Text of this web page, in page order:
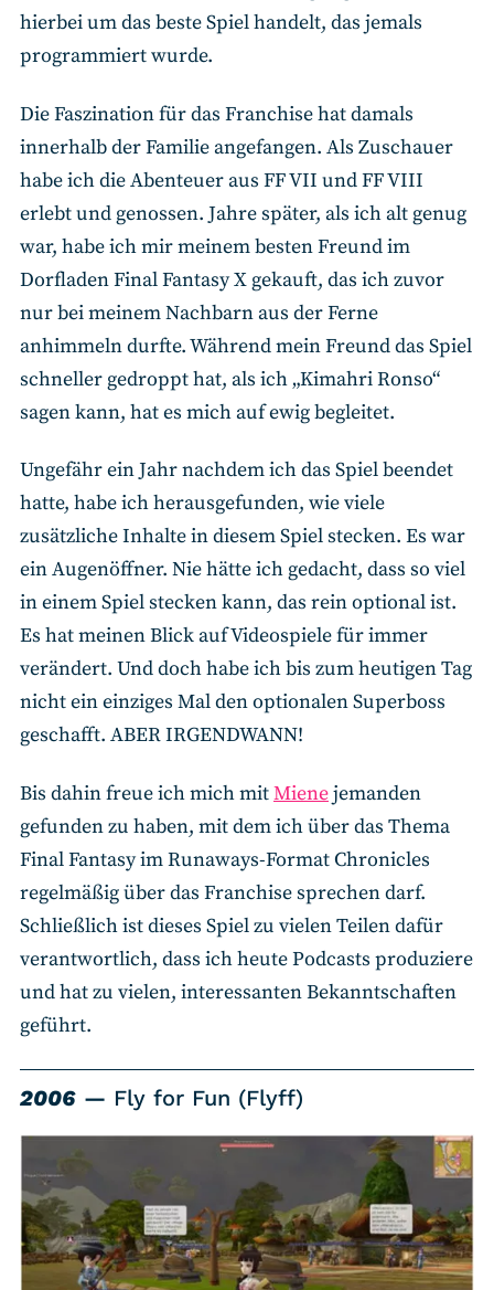
hierbei um das beste Spiel handelt, das jemals
programmiert wurde.
Die Faszination für das Franchise hat damals
innerhalb der Familie angefangen. Als Zuschauer
habe ich die Abenteuer aus FF VII und FF VIII
erlebt und genossen. Jahre später, als ich alt genug
war, habe ich mir meinem besten Freund im
Dorfladen Final Fantasy X gekauft, das ich zuvor
nur bei meinem Nachbarn aus der Ferne
anhimmeln durfte. Während mein Freund das Spiel
schneller gedroppt hat, als ich „Kimahri Ronso“
sagen kann, hat es mich auf ewig begleitet.
Ungefähr ein Jahr nachdem ich das Spiel beendet
hatte, habe ich herausgefunden, wie viele
zusätzliche Inhalte in diesem Spiel stecken. Es war
ein Augenöffner. Nie hätte ich gedacht, dass so viel
in einem Spiel stecken kann, das rein optional ist.
Es hat meinen Blick auf Videospiele für immer
verändert. Und doch habe ich bis zum heutigen Tag
nicht ein einziges Mal den optionalen Superboss
geschafft. ABER IRGENDWANN!
Bis dahin freue ich mich mitMienejemanden
gefunden zu haben, mit dem ich über das Thema
Final Fantasy im Runaways-Format Chronicles
regelmäßig über das Franchise sprechen darf.
Schließlich ist dieses Spiel zu vielen Teilen dafür
verantwortlich, dass ich heute Podcasts produziere
und hat zu vielen, interessanten Bekanntschaften
geführt.
2006 Fly for Fun (Flyff)